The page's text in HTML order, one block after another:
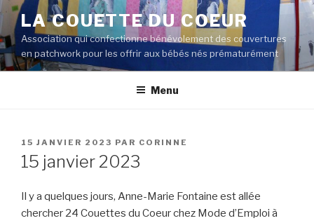
Aller
au
contenu
principal
LA COUETTE DU COEUR
Association qui confectionne bénévolement des couvertures
en patchwork pour les offrir aux bébés nés prématurément
Menu
PUBLIÉ
LE
15 JANVIER 2023 PAR CORINNE
15 janvier 2023
Il y a quelques jours, Anne-Marie Fontaine est allée
chercher 24 Couettes du Coeur chez Mode d’Emploi à